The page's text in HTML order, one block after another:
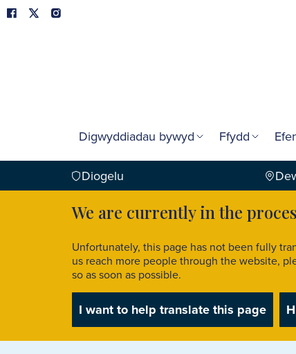
Digwyddiadau bywyd Ffydd
Diogelu
We are currently in the
Unfortunately, this page has not been fully
us reach more people through the website,
so as soon as possible.
I want to help translate this page